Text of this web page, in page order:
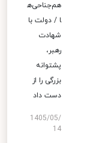
هم‌جناحی‌ه
ا / دولت با
شهادت
رهبر،
پشتوانه
بزرگی را از
دست داد
1405/05/
14